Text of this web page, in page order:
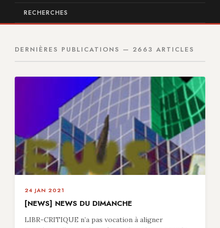
RECHERCHES
DERNIÈRES PUBLICATIONS — 2663 ARTICLES
24 JAN 2021
[NEWS] NEWS DU DIMANCHE
LIBR-CRITIQUE n’a pas vocation à aligner